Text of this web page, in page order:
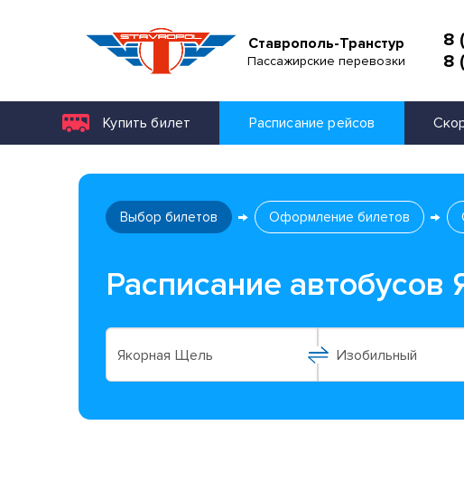
Ставрополь-Транстур
Пассажирские перевозки
8
8
Купить билет Расписание рейсов
Выбор билетов Оформление билетов
Расписание